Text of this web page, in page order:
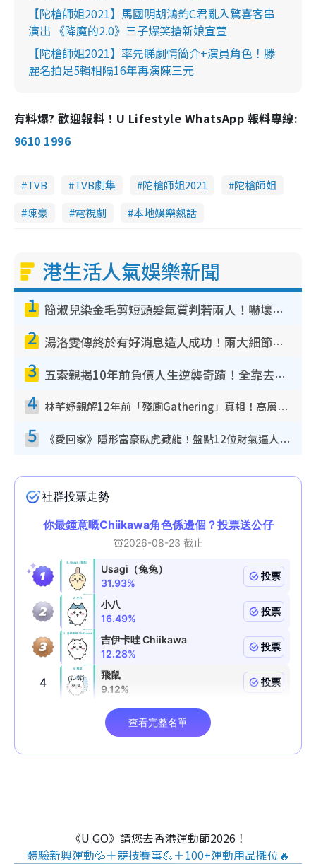
【陀槍師姐2021】馬國明胡鴻鈞C君亂入驚喜客串
演出 《降魔的2.0》三子爆笑搶新娘宣萱
【陀槍師姐2021】率先睇劇情簡介+演員角色！滕
麗名拍足5輯相隔16年再演陳三元
有料爆? 歡迎報料！U Lifestyle WhatsApp 報料專線:
9610 1996
TVB TVB劇集 陀槍師姐2021
陀槍師姐
陳豪
電視劇 本地娛樂熱話
港生活人氣娛樂新聞
1 簡淑兒染金毛剪短頭髮氣質判若兩人！嚇壞老公麥大力都認唔出：「你做咩事？」
2 湯洛雯傳終於有好消息造人成功！兩大細節曝孕味極濃惹猜測：大肚婆先會咁！
3 五索親揭10年前負債人生逆襲奇蹟！全靠去一地方轉運後即遇上馬先生
4 林芊妤親解12年前「殘廁Gathering」真相！高層解約一句話重創尊嚴至今拒返TVB
5 《愛回家》隱形富豪臥虎藏龍！盤點12位財氣逼人的有錢藝人：呢位靚女3億身家唔憂做
《U GO》請您去香港運動節2026！
體驗新興運動💦＋競技賽事💪＋100+運動用品攤位🔥